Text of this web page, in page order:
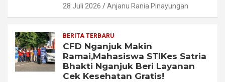
28 Juli 2026 Anjanu Rania Pinayungan
BERITA TERBARU
CFD Nganjuk Makin
Ramai,Mahasiswa STIKes Satria
Bhakti Nganjuk Beri Layanan
Cek Kesehatan Gratis!